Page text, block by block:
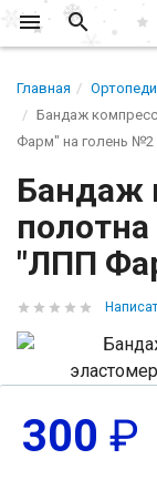
Главная
Бандаж
Фарм" на голень №2
Бандаж
"ЛПП
300 ₽